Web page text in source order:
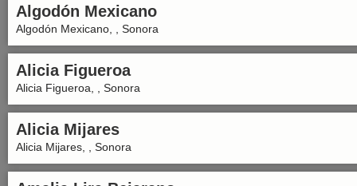
Algodón Mexicano
Algodón Mexicano, , Sonora
Alicia Figueroa
Alicia Figueroa, , Sonora
Alicia Mijares
Alicia Mijares, , Sonora